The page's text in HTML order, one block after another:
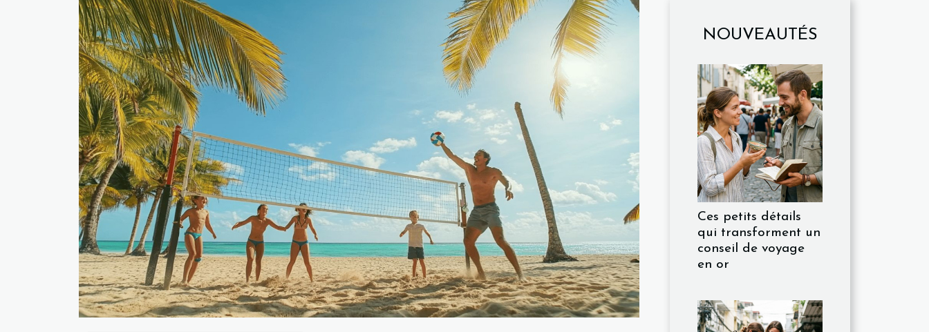
NOUVEAUTÉS
Ces petits détails
qui transforment un
conseil de voyage
en or